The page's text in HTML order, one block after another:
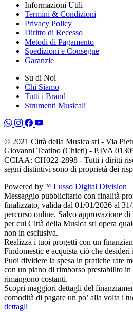
Informazioni Utili
Termini & Condizioni
Privacy Policy
Diritto di Recesso
Metodi di Pagamento
Spedizioni e Consegne
Garanzie
Su di Noi
Chi Siamo
Tutti i Brand
Strumenti Musicali
© 2021 Città della Musica srl - Via
Giovanni Teatino (Chieti) - P.IVA
CCIAA: CH022-2898 - Tutti i diritti
segni distintivi sono di proprietà dei
Powered by™ Lusso Digital Division
Messaggio pubblicitario con finalità
finalizzato, valida dal 01/01/2026 al
percorso online. Salvo approvazione
per cui Città della Musica srl opera
non in esclusiva.
Realizza i tuoi progetti con un
Findomestic e acquista ciò che
Puoi dividere la spesa in pratiche rate
con un piano di rimborso prestabilito in
rimangono costanti.
Scopri maggiori dettagli del
comodità di pagare un po’ alla volta i
dettagli